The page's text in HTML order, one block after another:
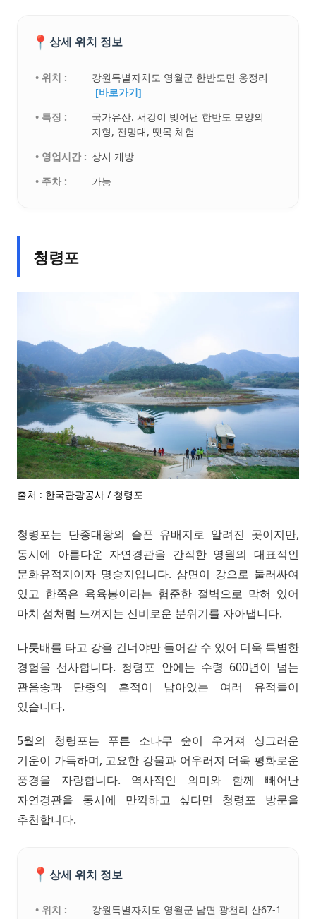
📍 상세 위치 정보
• 위치 :
강원특별자치도 영월군 한반도면 옹정리
[바로가기]
• 특징 :
국가유산. 서강이 빚어낸 한반도 모양의
지형, 전망대, 뗏목 체험
• 영업시간 : 상시 개방
• 주차 :
가능
청령포
출처 : 한국관광공사 / 청령포
청령포는 단종대왕의 슬픈 유배지로 알려진 곳이지만,
동시에 아름다운 자연경관을 간직한 영월의 대표적인
문화유적지이자 명승지입니다. 삼면이 강으로 둘러싸여
있고 한쪽은 육육봉이라는 험준한 절벽으로 막혀 있어
마치 섬처럼 느껴지는 신비로운 분위기를 자아냅니다.
나룻배를 타고 강을 건너야만 들어갈 수 있어 더욱 특별한
경험을 선사합니다. 청령포 안에는 수령 600년이 넘는
관음송과 단종의 흔적이 남아있는 여러 유적들이
있습니다.
5월의 청령포는 푸른 소나무 숲이 우거져 싱그러운
기운이 가득하며, 고요한 강물과 어우러져 더욱 평화로운
풍경을 자랑합니다. 역사적인 의미와 함께 빼어난
자연경관을 동시에 만끽하고 싶다면 청령포 방문을
추천합니다.
📍 상세 위치 정보
• 위치 :
강원특별자치도 영월군 남면 광천리 산67-1